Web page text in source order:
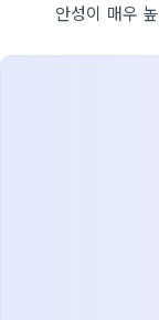
안성이 매우